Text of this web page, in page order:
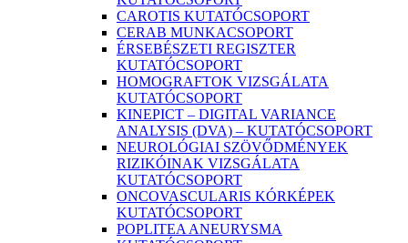
CAROTIS KUTATÓCSOPORT
CERAB MUNKACSOPORT
ÉRSEBÉSZETI REGISZTER
KUTATÓCSOPORT
HOMOGRAFTOK VIZSGÁLATA
KUTATÓCSOPORT
KINEPICT – DIGITAL VARIANCE
ANALYSIS (DVA) – KUTATÓCSOPORT
NEUROLÓGIAI SZÖVŐDMÉNYEK
RIZIKÓINAK VIZSGÁLATA
KUTATÓCSOPORT
ONCOVASCULARIS KÓRKÉPEK
KUTATÓCSOPORT
POPLITEA ANEURYSMA